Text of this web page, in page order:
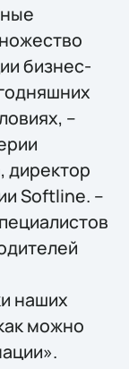
бизнес-
–
директор
Softline. –
наших
можно